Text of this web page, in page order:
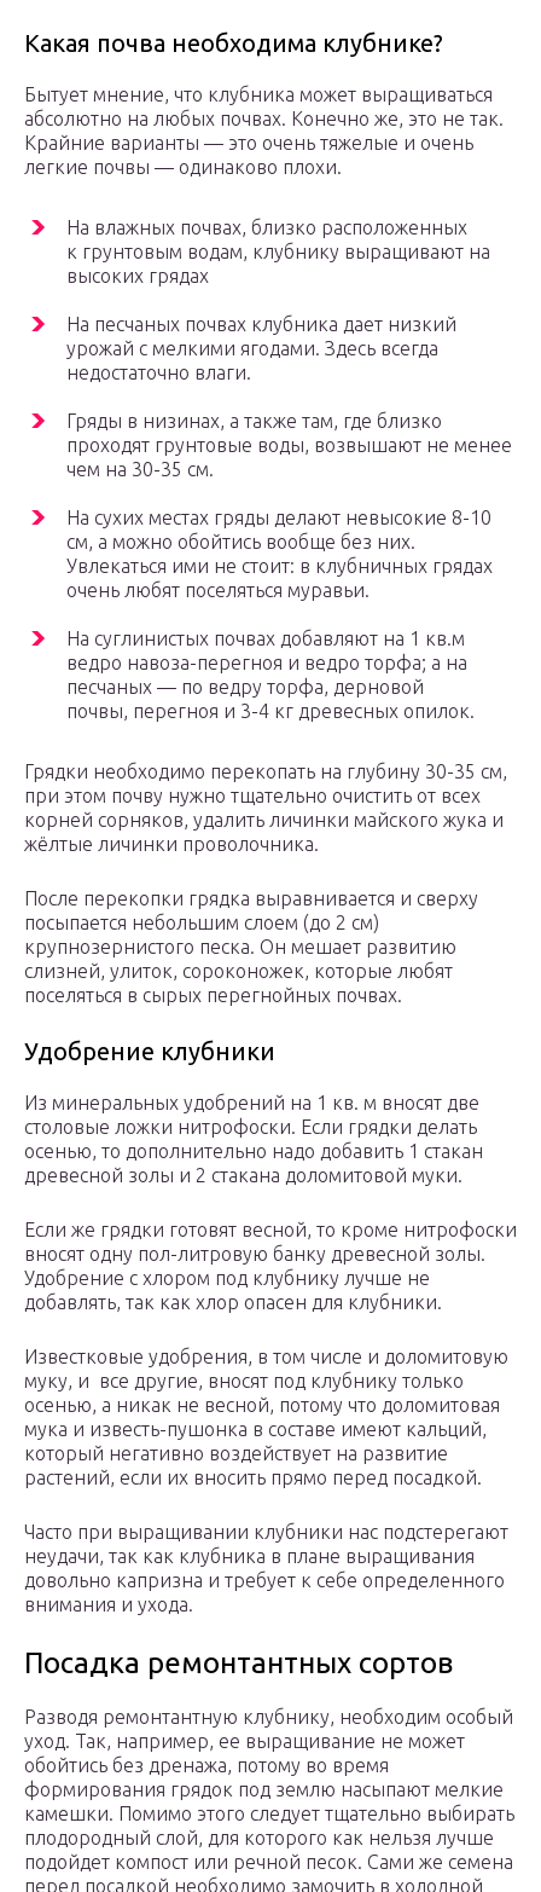
Какая почва необходима клубнике?
Бытует мнение, что клубника может выращиваться
абсолютно на любых почвах. Конечно же, это не так.
Крайние варианты — это очень тяжелые и очень
легкие почвы — одинаково плохи.
На влажных почвах, близко расположенных
к грунтовым водам, клубнику выращивают на
высоких грядах
На песчаных почвах клубника дает низкий
урожай с мелкими ягодами. Здесь всегда
недостаточно влаги.
Гряды в низинах, а также там, где близко
проходят грунтовые воды, возвышают не менее
чем на 30-35 см.
На сухих местах гряды делают невысокие 8-10
см, а можно обойтись вообще без них.
Увлекаться ими не стоит: в клубничных грядах
очень любят поселяться муравьи.
На суглинистых почвах добавляют на 1 кв.м
ведро навоза-перегноя и ведро торфа; а на
песчаных — по ведру торфа, дерновой
почвы, перегноя и 3-4 кг древесных опилок.
Грядки необходимо перекопать на глубину 30-35 см,
при этом почву нужно тщательно очистить от всех
корней сорняков, удалить личинки майского жука и
жёлтые личинки проволочника.
После перекопки грядка выравнивается и сверху
посыпается небольшим слоем (до 2 см)
крупнозернистого песка. Он мешает развитию
слизней, улиток, сороконожек, которые любят
поселяться в сырых перегнойных почвах.
Удобрение клубники
Из минеральных удобрений на 1 кв. м вносят две
столовые ложки нитрофоски. Если грядки делать
осенью, то дополнительно надо добавить 1 стакан
древесной золы и 2 стакана доломитовой муки.
Если же грядки готовят весной, то кроме нитрофоски
вносят одну пол-литровую банку древесной золы.
Удобрение с хлором под клубнику лучше не
добавлять, так как хлор опасен для клубники.
Известковые удобрения, в том числе и доломитовую
муку, и все другие, вносят под клубнику только
осенью, а никак не весной, потому что доломитовая
мука и известь-пушонка в составе имеют кальций,
который негативно воздействует на развитие
растений, если их вносить прямо перед посадкой.
Часто при выращивании клубники нас подстерегают
неудачи, так как клубника в плане выращивания
довольно капризна и требует к себе определенного
внимания и ухода.
Посадка ремонтантных сортов
Разводя ремонтантную клубнику, необходим особый
уход. Так, например, ее выращивание не может
обойтись без дренажа, потому во время
формирования грядок под землю насыпают мелкие
камешки. Помимо этого следует тщательно выбирать
плодородный слой, для которого как нельзя лучше
подойдет компост или речной песок. Сами же семена
перед посадкой необходимо замочить в холодной